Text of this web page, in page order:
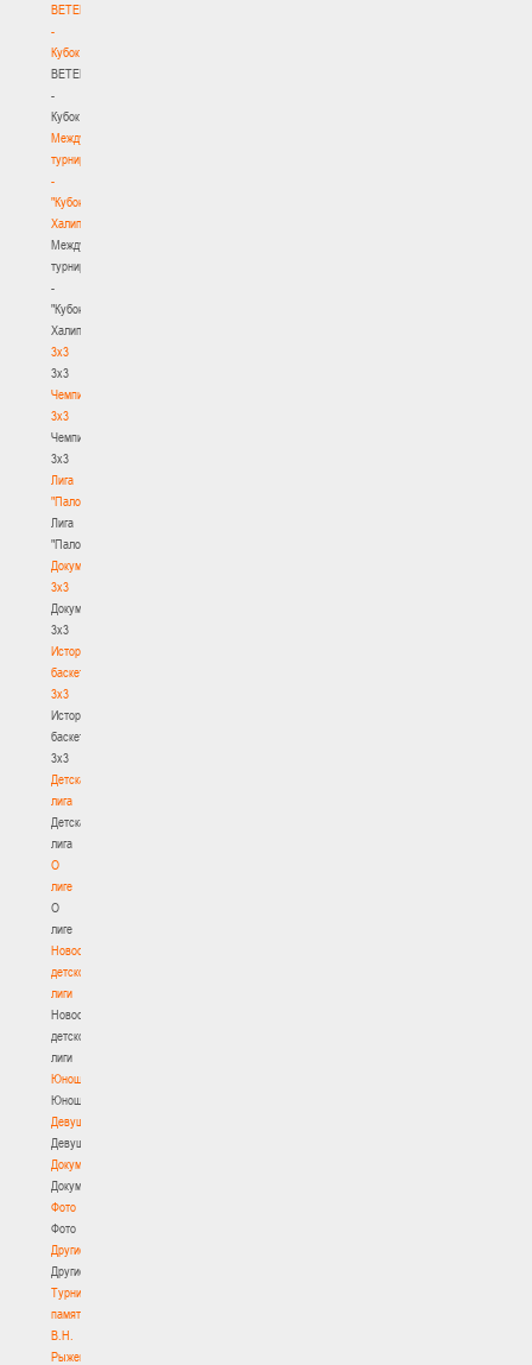
BETERA
-
Кубок
BETERA
-
Кубок
Международный
турнир
-
"Кубок
Халипского"
Международный
турнир
-
"Кубок
Халипского"
3x3
3x3
Чемпионат
3х3
Чемпионат
3х3
Лига
"Палова"
Лига
"Палова"
Документы
3х3
Документы
3х3
История
баскетбола
3х3
История
баскетбола
3х3
Детская
лига
Детская
лига
О
лиге
О
лиге
Новости
детской
лиги
Новости
детской
лиги
Юноши
Юноши
Девушки
Девушки
Документы
Документы
Фото
Фото
Другие
Другие
Турнир
памяти
В.Н.
Рыженкова